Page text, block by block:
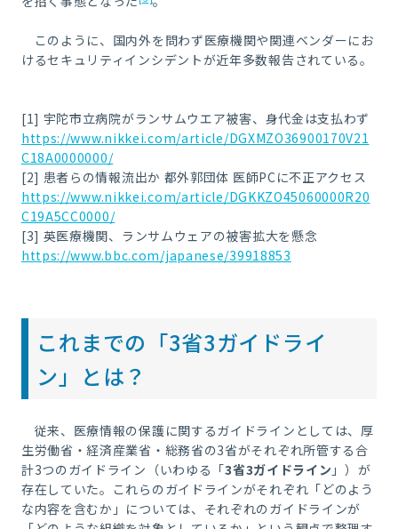
このように、国内外を問わず医療機関や関連ベンダーにお
けるセキュリティインシデントが近年多数報告されている。
[1] 宇陀市立病院がランサムウエア被害、身代金は支払わず
https://www.nikkei.com/article/DGXMZO36900170V21
C18A0000000/
[2] 患者らの情報流出か 都外郭団体 医師PCに不正アクセス
https://www.nikkei.com/article/DGKKZO45060000R20
C19A5CC0000/
[3] 英医療機関、ランサムウェアの被害拡大を懸念
https://www.bbc.com/japanese/39918853
これまでの「3省3ガイドライ
ン」とは？
従来、医療情報の保護に関するガイドラインとしては、厚
生労働省・経済産業省・総務省の3省がそれぞれ所管する合
計3つのガイドライン（いわゆる「3省3ガイドライン 」）が
存在していた。これらのガイドラインがそれぞれ「どのよう
な内容を含むか」については、それぞれのガイドラインが